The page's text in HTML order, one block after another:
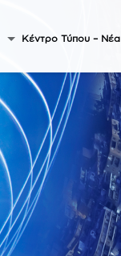
Κέντρο Τύπου – Νέα